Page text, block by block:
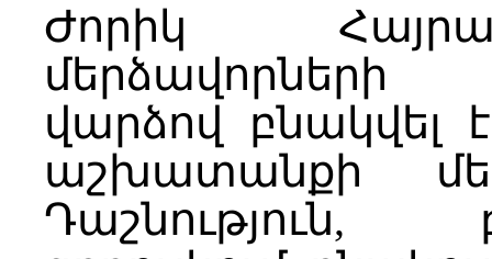
Ժորիկ
մերձավորների
վարձով
աշխատանքի